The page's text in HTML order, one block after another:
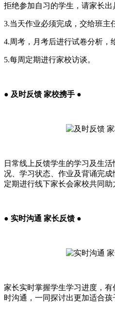
拒绝参加自习的学生，请家长出
3.当天作业必须完成，交给班主
4.周考，月考后进行试卷分析，
5.每周定期进行家校访谈。
● 及时反馈 家校携手 ●
日常线上反馈学生的学习及生
况、学习状态、作业及背诵完
定期进行线下家长会家校共同助
● 实时沟通 家长反馈 ●
家长实时掌握学生学习进度，
时沟通，一同探讨出更加适合孩